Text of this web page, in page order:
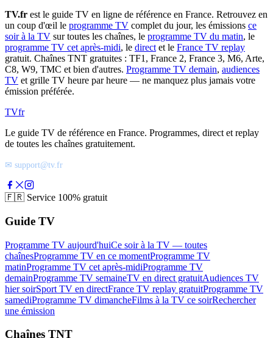
TV.fr est le guide TV en ligne de référence en France. Retrouvez en
un coup d'œil le programme TV complet du jour, les émissions ce
soir à la TV sur toutes les chaînes, le programme TV du matin, le
programme TV cet après-midi, le direct et le France TV replay
gratuit. Chaînes TNT gratuites : TF1, France 2, France 3, M6, Arte,
C8, W9, TMC et bien d'autres. Programme TV demain, audiences
TV et grille TV heure par heure — ne manquez plus jamais votre
émission préférée.
TVfr
Le guide TV de référence en France. Programmes, direct et replay
de toutes les chaînes gratuitement.
✉ support@tv.fr
🇫🇷 Service 100% gratuit
Guide TV
Programme TV aujourd'huiCe soir à la TV — toutes
chaînesProgramme TV en ce momentProgramme TV
matinProgramme TV cet après-midiProgramme TV
demainProgramme TV semaineTV en direct gratuitAudiences TV
hier soirSport TV en directFrance TV replay gratuitProgramme TV
samediProgramme TV dimancheFilms à la TV ce soirRechercher
une émission
Chaînes TNT